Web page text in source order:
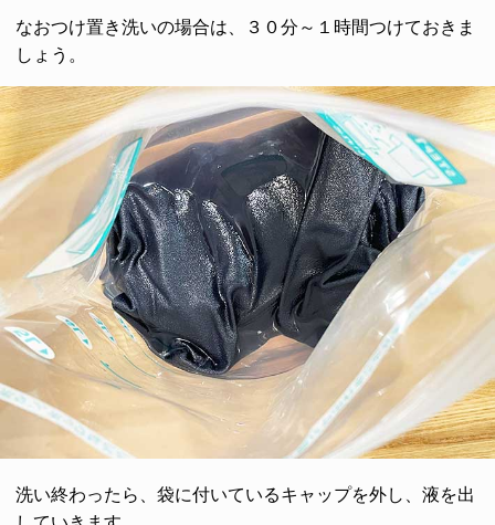
なおつけ置き洗いの場合は、３０分～１時間つけておきま
しょう。
洗い終わったら、袋に付いているキャップを外し、液を出